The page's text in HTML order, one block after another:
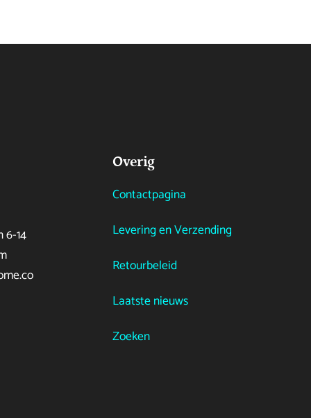
6-14
Overig
Contactpagina
Levering en Verzending
Retourbeleid
Laatste nieuws
Zoeken